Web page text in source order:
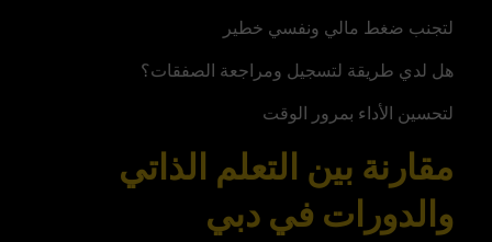
لتجنب ضغط مالي ونفسي خطير
هل لدي طريقة لتسجيل ومراجعة الصفقات؟
لتحسين الأداء بمرور الوقت
مقارنة بين التعلم الذاتي
والدورات في دبي